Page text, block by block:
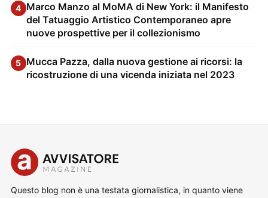
4 Marco Manzo al MoMA di New York: il Manifesto
del Tatuaggio Artistico Contemporaneo apre
nuove prospettive per il collezionismo
5 Mucca Pazza, dalla nuova gestione ai ricorsi: la
ricostruzione di una vicenda iniziata nel 2023
Questo blog non è una testata giornalistica, in quanto viene